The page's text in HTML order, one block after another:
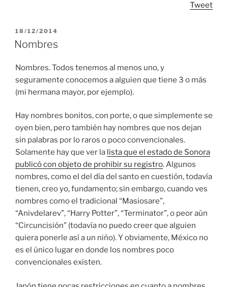
Tweet
POSTED
ON
18/12/2014
Nombres
Nombres. Todos tenemos al menos uno, y
seguramente conocemos a alguien que tiene 3 o más
(mi hermana mayor, por ejemplo).
Hay nombres bonitos, con porte, o que simplemente se
oyen bien, pero también hay nombres que nos dejan
sin palabras por lo raros o poco convencionales.
Solamente hay que ver la lista que el estado de Sonora
publicó con objeto de prohibir su registro. Algunos
nombres, como el del día del santo en cuestión, todavía
tienen, creo yo, fundamento; sin embargo, cuando ves
nombres como el tradicional “Masiosare”,
“Anivdelarev”, “Harry Potter”, “Terminator”, o peor aún
“Circuncisión” (todavía no puedo creer que alguien
quiera ponerle así a un niño). Y obviamente, México no
es el único lugar en donde los nombres poco
convencionales existen.